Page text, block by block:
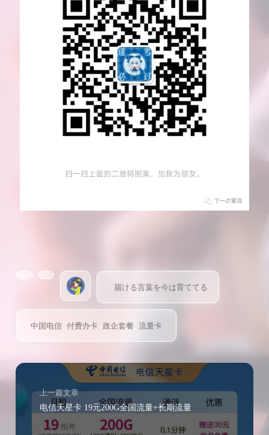
届ける言葉を今は育ててる
中国电信 付费办卡 政企套餐 流量卡
上一篇文章
电信天星卡 19元200G全国流量+长期流量